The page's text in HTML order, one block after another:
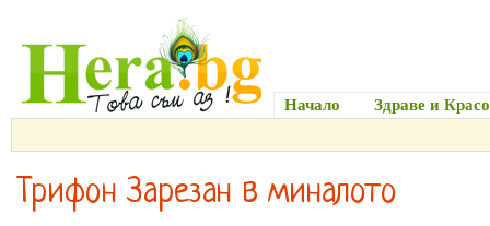
Начало Здраве и
Трифон Зарезан в миналото